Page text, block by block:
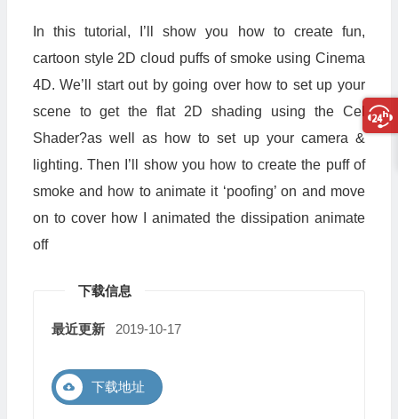
In this tutorial, I’ll show you how to create fun,
cartoon style 2D cloud puffs of smoke using Cinema
4D. We’ll start out by going over how to set up your
scene to get the flat 2D shading using the Cel
Shader?as well as how to set up your camera &
lighting. Then I’ll show you how to create the puff of
smoke and how to animate it ‘poofing’ on and move
on to cover how I animated the dissipation animate
off
下载信息
最近更新 2019-10-17
下载地址